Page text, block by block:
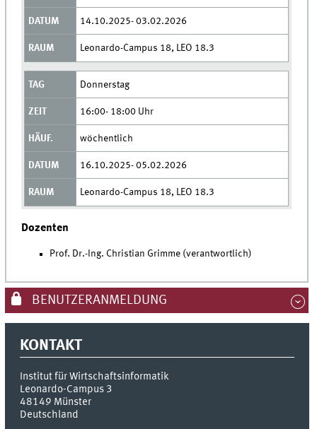
14.10.2025- 03.02.2026
Leonardo-Campus 18, LEO 18.3
Donnerstag
16:00- 18:00 Uhr
wöchentlich
16.10.2025- 05.02.2026
Leonardo-Campus 18, LEO 18.3
Dozenten
Prof. Dr.-Ing. Christian Grimme (verantwortlich)
BENUTZERANMELDUNG
KONTAKT
Institut für Wirtschaftsinformatik
Leonardo-Campus 3
48149 Münster
Deutschland